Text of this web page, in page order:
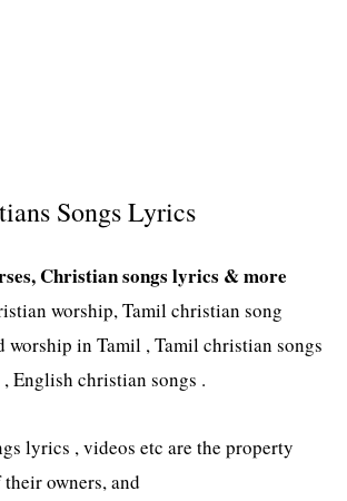
Songs Lyrics
Christian songs lyrics & more
worship, Tamil christian song
worship in Tamil , Tamil christian songs
English christian songs .
lyrics , videos etc are the property
owners, and